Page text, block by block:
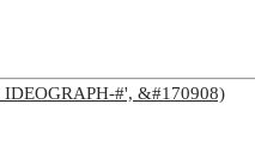
IDEOGRAPH-#', &#170908)